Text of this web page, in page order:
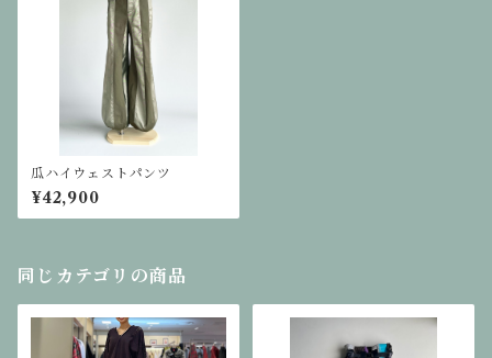
瓜ハイウェストパンツ
¥42,900
同じカテゴリの商品